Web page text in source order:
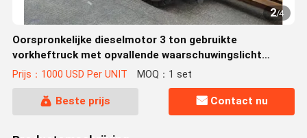
2/4
Oorspronkelijke dieselmotor 3 ton gebruikte
vorkheftruck met opvallende waarschuwingslicht
onderdelen
Prijs：1000 USD Per UNIT MOQ：1 set
Beste prijs Contact nu